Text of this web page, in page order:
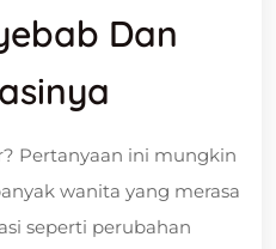
Dan
Pertanyaan ini mungkin
wanita yang merasa
seperti perubahan